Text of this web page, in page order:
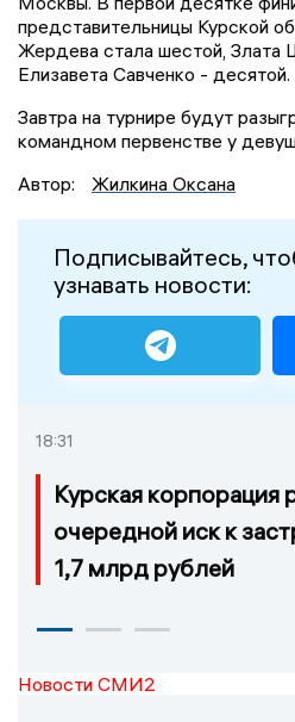
представительницы Курской
Жердева стала шестой, Злата
Елизавета Савченко - десятой.
Завтра на турнире будут
командном первенстве у
Автор:
Жилкина Оксана
Подписывайтесь,
узнавать новости:
18:31
Курская корпорация
очередной иск к
1,7 млрд рублей
Новости СМИ2